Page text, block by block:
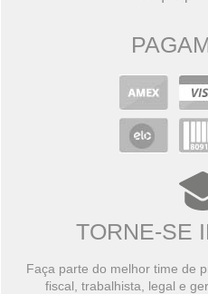
TORNE-SE
Faça parte do melhor time de
fiscal, trabalhista, legal e